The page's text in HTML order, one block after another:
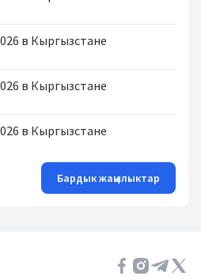
в Кыргызстане
в Кыргызстане
в Кыргызстане
Бардык жаңылыктар